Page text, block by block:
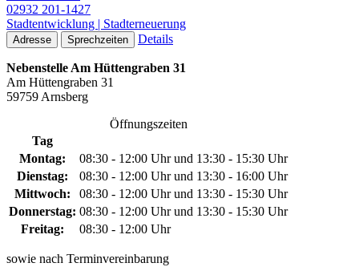
02932 201-1427
Stadtentwicklung | Stadterneuerung
Adresse Sprechzeiten Details
Nebenstelle Am Hüttengraben 31
Am Hüttengraben 31
59759 Arnsberg
Öffnungszeiten
Tag
Montag:
08:30 - 12:00 Uhr und 13:30 - 15:30 Uhr
Dienstag:
08:30 - 12:00 Uhr und 13:30 - 16:00 Uhr
Mittwoch:
08:30 - 12:00 Uhr und 13:30 - 15:30 Uhr
Donnerstag: 08:30 - 12:00 Uhr und 13:30 - 15:30 Uhr
Freitag:
08:30 - 12:00 Uhr
sowie nach Terminvereinbarung